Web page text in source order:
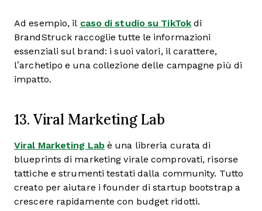
Ad esempio, il caso di studio su TikTokdi
BrandStruck raccoglie tutte le informazioni
essenziali sul brand: i suoi valori, il carattere,
l’archetipo e una collezione delle campagne più di
impatto.
13. Viral Marketing Lab
Viral Marketing Labè una libreria curata di
blueprints di marketing virale comprovati, risorse
tattiche e strumenti testati dalla community. Tutto
creato per aiutare i founder di startup bootstrap a
crescere rapidamente con budget ridotti.